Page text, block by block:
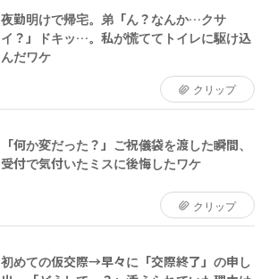
夜勤明けで帰宅。弟「ん？なんか…クサ
イ？」ドキッ…。私が慌ててトイレに駆け込
んだワケ
クリップ
「何か変だった？」ご祝儀袋を渡した瞬間、
受付で気付いたミスに後悔したワケ
クリップ
初めての仮交際→早々に「交際終了」の申し